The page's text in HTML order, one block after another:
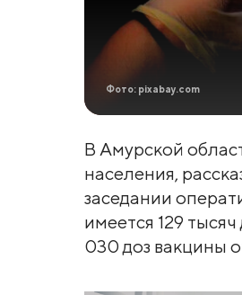
Фото: pixabay.com
В Амурской
населения,
заседании
имеется 129
030 доз вакцины